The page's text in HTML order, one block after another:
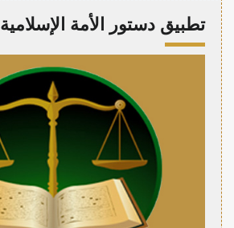
تطبيق دستور الأمة الإسلامية